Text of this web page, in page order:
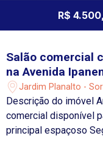
R$
Salão comercial
na Avenida
Jardim Planalto -
Descrição do imóvel Amplo salão
comercial disponível
principal espaçoso